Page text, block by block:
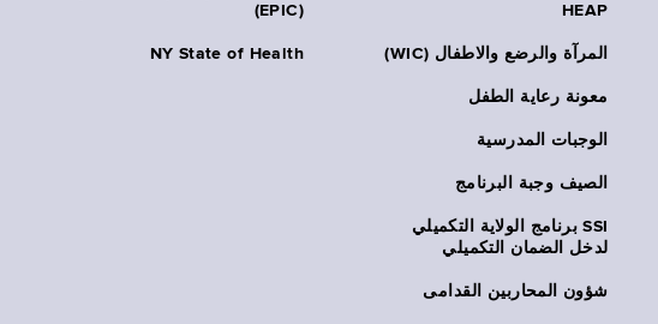
HEAP
المرآة والرضع والاطفال (WIC)
معونة رعاية الطفل
الوجبات المدرسية
الصيف وجبة البرنامج
SSI برنامج الولاية التكميلي
لدخل الضمان التكميلي
شؤون المحاربين القدامى
(EPIC)
NY State of Health